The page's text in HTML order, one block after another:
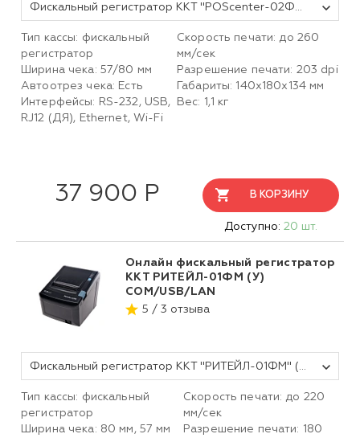
Фискальный регистратор ККТ "POScenter-02Ф" Cover (USB, Serial, Ethernet) c Wi-Fi черный без фн
Тип кассы: фискальный
регистратор
Ширина чека: 57/80 мм
Автоотрез чека: Есть
Интерфейсы: RS-232, USB,
RJ12 (ДЯ), Ethernet, Wi-Fi
Скорость печати: до 260
мм/сек
Разрешение печати: 203 dpi
Габариты: 140х180х134 мм
Вес: 1,1 кг
37 900 Р В КОРЗИНУ
Доступно: 20 шт.
Онлайн фискальный регистратор
ККТ РИТЕЙЛ-01ФМ (У)
COM/USB/LAN
5 / 3 отзыва
Фискальный регистратор ККТ "РИТЕЙЛ-01ФМ" (У) COM/USB/LAN (черный) без ФН
Тип кассы: фискальный
регистратор
Ширина чека: 80 мм, 57 мм
Скорость печати: до 220
мм/сек
Разрешение печати: 180